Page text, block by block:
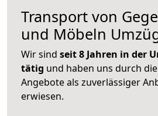
Transport von
und Möbeln
Wir sind seit 8 Jahren in der
tätig und haben uns durch
Angebote als zuverlässiger
erwiesen.